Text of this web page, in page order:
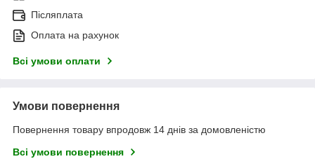
Післяплата
Оплата на рахунок
Всі умови оплати
Умови повернення
Повернення товару впродовж 14 днів за домовленістю
Всі умови повернення